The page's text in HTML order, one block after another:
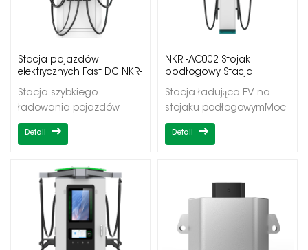
Stacja pojazdów
elektrycznych Fast DC NKR-
Stacja szybkiego
ładowania pojazdów
elektrycznych DCMoc
wyjściaCCS1/CCS2/CHadeMO
Detail
NKR -AC002 Stojak
podłogowy Stacja
Stacja ładująca EV na
stojaku podłogowymMoc
wyjściowa
Detail